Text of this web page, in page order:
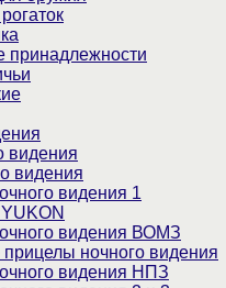
принадлежности
видения
видения
видения 1
видения ВОМЗ
ночного видения
видения НПЗ